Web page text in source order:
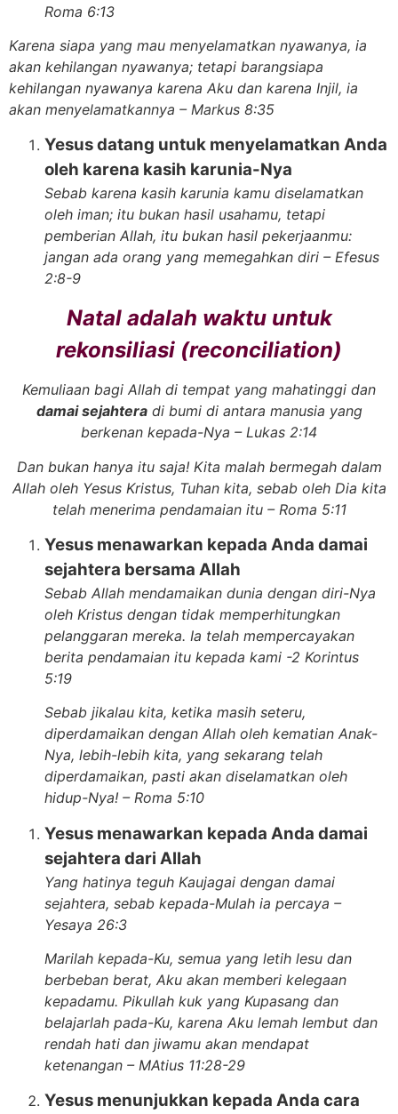
Roma 6:13
Karena siapa yang mau menyelamatkan nyawanya, ia
akan kehilangan nyawanya; tetapi barangsiapa
kehilangan nyawanya karena Aku dan karena Injil, ia
akan menyelamatkannya – Markus 8:35
Yesus datang untuk menyelamatkan Anda
oleh karena kasih karunia-Nya
Sebab karena kasih karunia kamu diselamatkan
oleh iman; itu bukan hasil usahamu, tetapi
pemberian Allah, itu bukan hasil pekerjaanmu:
jangan ada orang yang memegahkan diri – Efesus
2:8-9
Natal adalah waktu untuk
rekonsiliasi (reconciliation)
Kemuliaan bagi Allah di tempat yang mahatinggi dan
damai sejahteradi bumi di antara manusia yang
berkenan kepada-Nya – Lukas 2:14
Dan bukan hanya itu saja! Kita malah bermegah dalam
Allah oleh Yesus Kristus, Tuhan kita, sebab oleh Dia kita
telah menerima pendamaian itu – Roma 5:11
Yesus menawarkan kepada Anda damai
sejahtera bersama Allah
Sebab Allah mendamaikan dunia dengan diri-Nya
oleh Kristus dengan tidak memperhitungkan
pelanggaran mereka. Ia telah mempercayakan
berita pendamaian itu kepada kami -2 Korintus
5:19
Sebab jikalau kita, ketika masih seteru,
diperdamaikan dengan Allah oleh kematian Anak-
Nya, lebih-lebih kita, yang sekarang telah
diperdamaikan, pasti akan diselamatkan oleh
hidup-Nya! – Roma 5:10
Yesus menawarkan kepada Anda damai
sejahtera dari Allah
Yang hatinya teguh Kaujagai dengan damai
sejahtera, sebab kepada-Mulah ia percaya –
Yesaya 26:3
Marilah kepada-Ku, semua yang letih lesu dan
berbeban berat, Aku akan memberi kelegaan
kepadamu. Pikullah kuk yang Kupasang dan
belajarlah pada-Ku, karena Aku lemah lembut dan
rendah hati dan jiwamu akan mendapat
ketenangan – MAtius 11:28-29
Yesus menunjukkan kepada Anda cara